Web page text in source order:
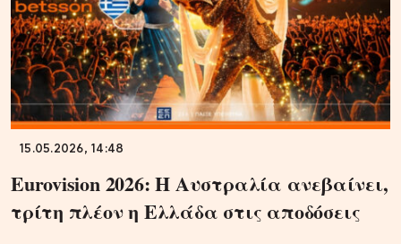
15.05.2026, 14:48
Eurovision 2026: Η Αυστραλία ανεβαίνει,
τρίτη πλέον η Ελλάδα στις αποδόσεις